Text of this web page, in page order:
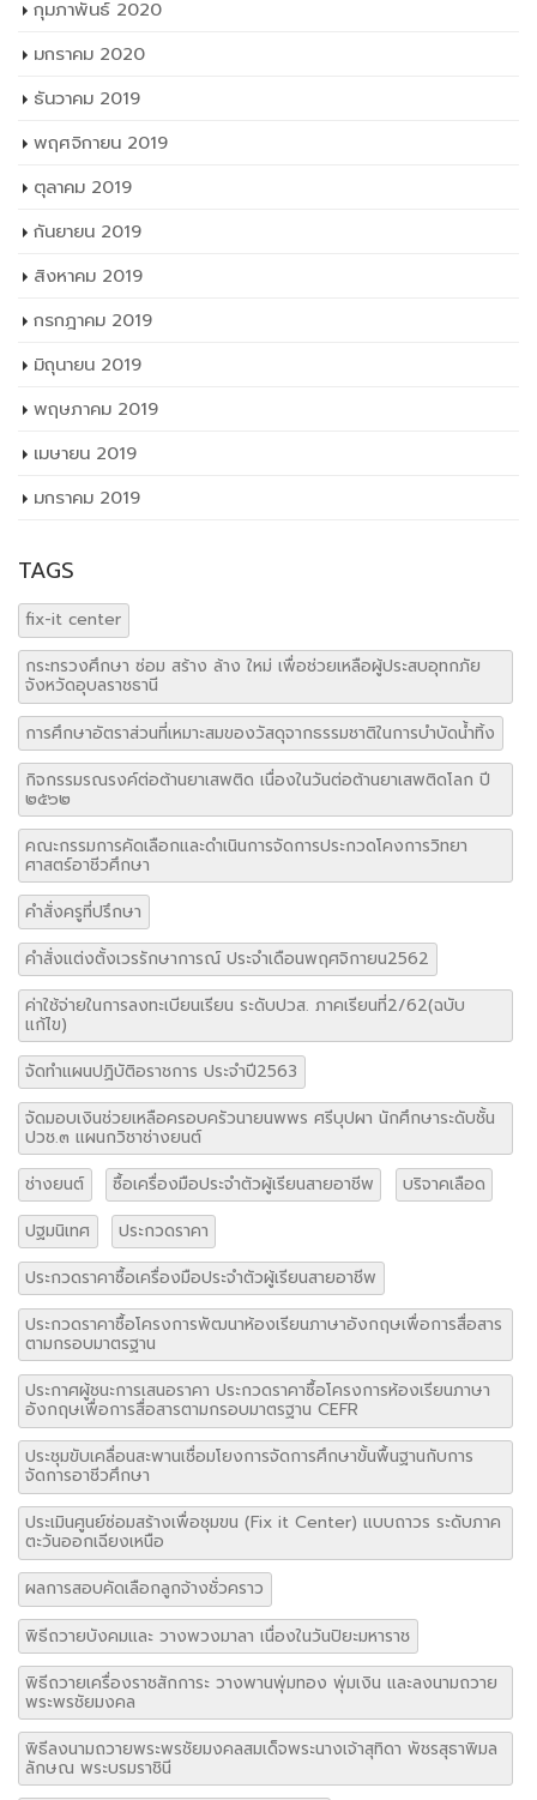
กุมภาพันธ์ 2020
มกราคม 2020
ธันวาคม 2019
พฤศจิกายน 2019
ตุลาคม 2019
กันยายน 2019
สิงหาคม 2019
กรกฎาคม 2019
มิถุนายน 2019
พฤษภาคม 2019
เมษายน 2019
มกราคม 2019
TAGS
fix-it center
กระทรวงศึกษา ซ่อม สร้าง ล้าง ใหม่ เพื่อช่วยเหลือผู้ประสบอุทกภัย
จังหวัดอุบลราชธานี
การศึกษาอัตราส่วนที่เหมาะสมของวัสดุจากธรรมชาติในการบำบัดน้ำทิ้ง
กิจกรรมรณรงค์ต่อต้านยาเสพติด เนื่องในวันต่อต้านยาเสพติดโลก ปี
๒๕๖๒
คณะกรรมการคัดเลือกและดำเนินการจัดการประกวดโคงการวิทยา
ศาสตร์อาชีวศึกษา
คำสั่งครูที่ปรึกษา
คำสั่งแต่งตั้งเวรรักษาการณ์ ประจำเดือนพฤศจิกายน2562
ค่าใช้จ่ายในการลงทะเบียนเรียน ระดับปวส. ภาคเรียนที่2/62(ฉบับ
แก้ไข)
จัดทำแผนปฏิบัติอราชการ ประจำปี2563
จัดมอบเงินช่วยเหลือครอบครัวนายนพพร ศรีบุปผา นักศึกษาระดับชั้น
ปวช.๓ แผนกวิชาช่างยนต์
ช่างยนต์
ซื้อเครื่องมือประจำตัวผู้เรียนสายอาชีพ
บริจาคเลือด
ปฐมนิเทศ
ประกวดราคา
ประกวดราคาซื้อเครื่องมือประจำตัวผู้เรียนสายอาชีพ
ประกวดราคาซื้อโครงการพัฒนาห้องเรียนภาษาอังกฤษเพื่อการสื่อสาร
ตามกรอบมาตรฐาน
ประกาศผู้ชนะการเสนอราคา ประกวดราคาซื้อโครงการห้องเรียนภาษา
อังกฤษเพื่อการสื่อสารตามกรอบมาตรฐาน CEFR
ประชุมขับเคลื่อนสะพานเชื่อมโยงการจัดการศึกษาขั้นพื้นฐานกับการ
จัดการอาชีวศึกษา
ประเมินศูนย์ซ่อมสร้างเพื่อชุมขน (Fix it Center) แบบถาวร ระดับภาค
ตะวันออกเฉียงเหนือ
ผลการสอบคัดเลือกลูกจ้างชั่วคราว
พิธีถวายบังคมและ วางพวงมาลา เนื่องในวันปิยะมหาราช
พิธีถวายเครื่องราชสักการะ วางพานพุ่มทอง พุ่มเงิน และลงนามถวาย
พระพรชัยมงคล
พิธีลงนามถวายพระพรชัยมงคลสมเด็จพระนางเจ้าสุทิดา พัชรสุธาพิมล
ลักษณ พระบรมราชินี